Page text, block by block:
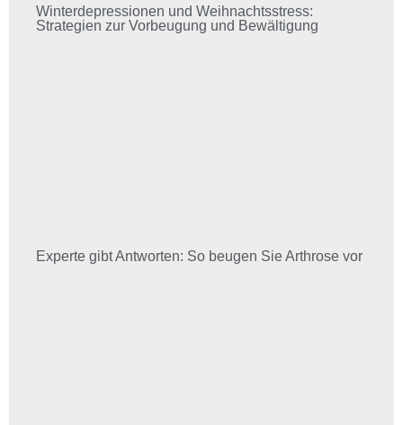
Winterdepressionen und Weihnachtsstress:
Strategien zur Vorbeugung und Bewältigung
Experte gibt Antworten: So beugen Sie Arthrose vor